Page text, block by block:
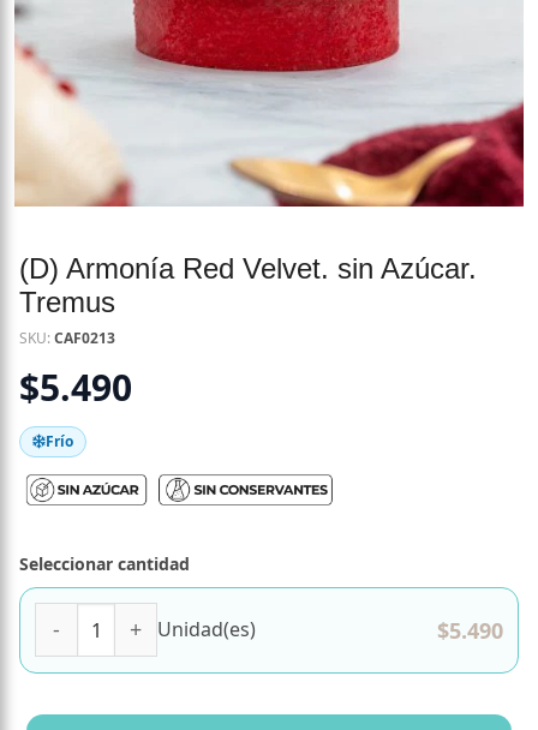
(D) Armonía Red Velvet. sin Azúcar.
Tremus
SKU:CAF0213
$5.490
Frío
Seleccionar cantidad
Unidad(es) $5.490